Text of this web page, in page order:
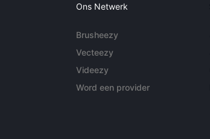
Ons Netwerk
Brusheezy
Vecteezy
Videezy
Word een provider